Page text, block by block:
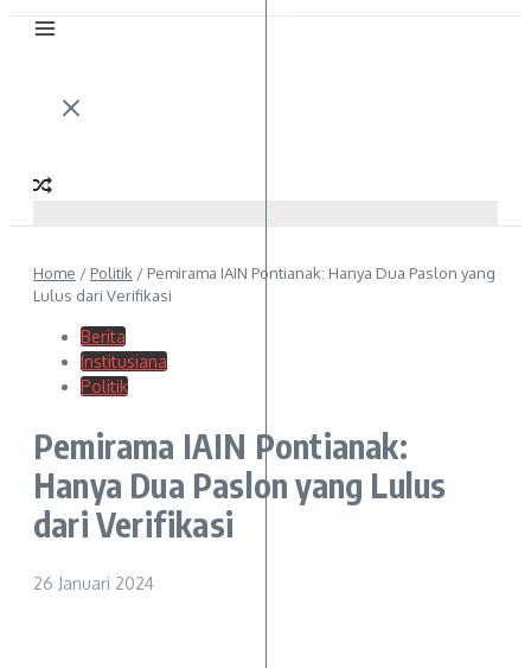
Home / Politik / Pemirama IAIN Pontianak: Hanya Dua Paslon yang
Lulus dari Verifikasi
Berita
Institusiana
Politik
Pemirama IAIN Pontianak:
Hanya Dua Paslon yang Lulus
dari Verifikasi
26 Januari 2024